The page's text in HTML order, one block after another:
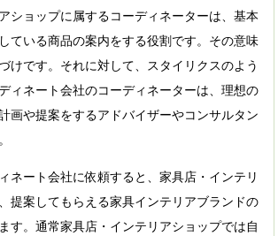
ショップに属するコーディネーターは、基本
ている商品の案内をする役割です。その意味
けです。それに対して、スタイリクスのよう
ィネート会社のコーディネーターは、理想の
画や提案をするアドバイザーやコンサルタン
ネート会社に依頼すると、家具店・インテリ
提案してもらえる家具インテリアブランドの
す。通常家具店・インテリアショップでは自